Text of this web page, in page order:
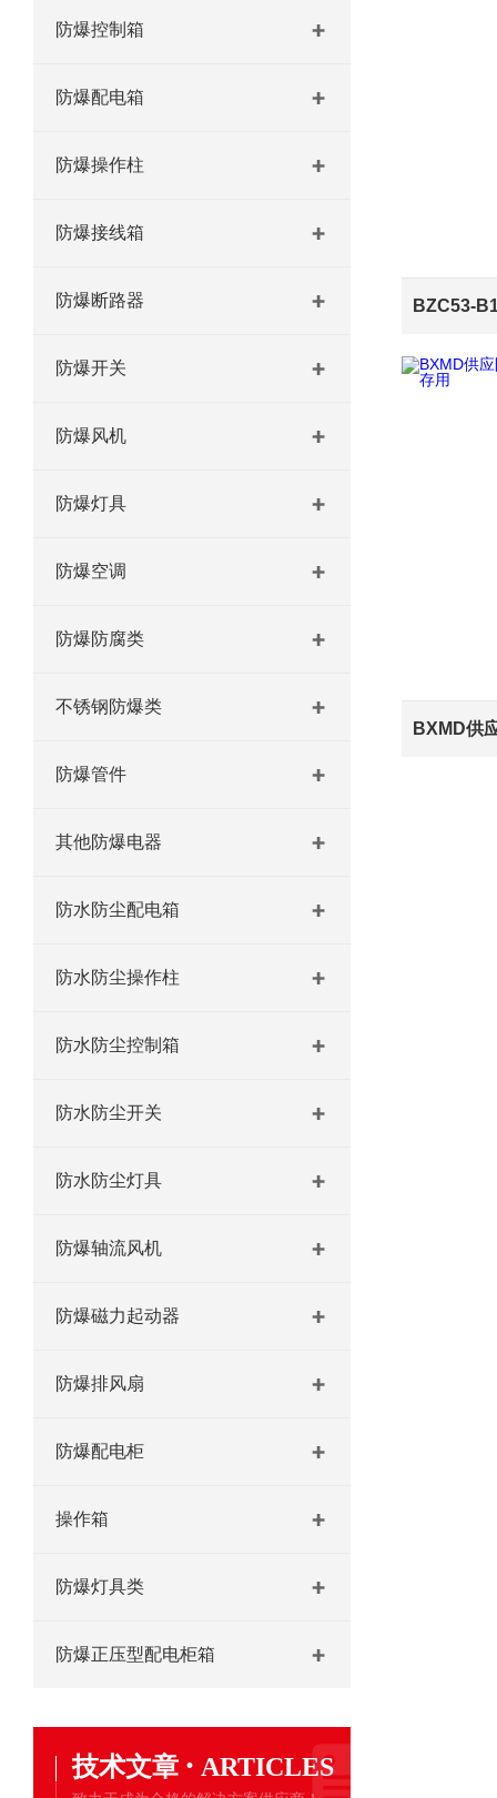
防爆控制箱
防爆配电箱
防爆操作柱
防爆接线箱
防爆断路器
防爆开关
防爆风机
防爆灯具
防爆空调
防爆防腐类
不锈钢防爆类
防爆管件
其他防爆电器
防水防尘配电箱
防水防尘操作柱
防水防尘控制箱
防水防尘开关
防水防尘灯具
防爆轴流风机
防爆磁力起动器
防爆排风扇
防爆配电柜
操作箱
防爆灯具类
防爆正压型配电柜箱
技术文章 · ARTICLES